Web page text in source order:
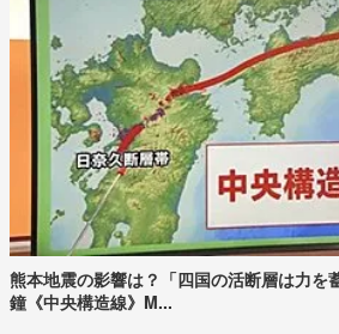
熊本地震の影響は？「四国の活断層は力を
鐘《中央構造線》M...